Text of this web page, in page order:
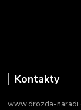
Kontakty
www.drozda-